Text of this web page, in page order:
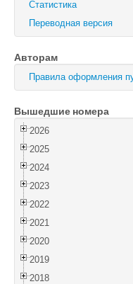
Физика твердого
Физика и техника
Оптика и
Поиск
Войти
Статистика
Переводная версия
Авторам
Правила оформления
Вышедшие номера
2026
2025
2024
2023
2022
2021
2020
2019
2018